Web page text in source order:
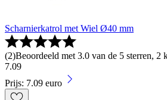
Scharnierkatrol met Wiel Ø40 mm
(2)Beoordeeld met 3.0 van de 5 sterren, 2
7.09
Prijs: 7.09 euro